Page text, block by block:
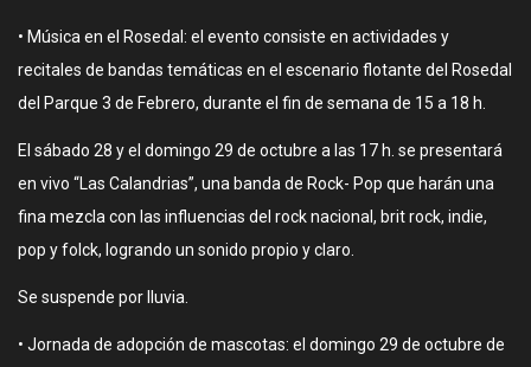
• Música en el Rosedal: el evento consiste en actividades y
recitales de bandas temáticas en el escenario flotante del Rosedal
del Parque 3 de Febrero, durante el fin de semana de 15 a 18 h.
El sábado 28 y el domingo 29 de octubre a las 17 h. se presentará
en vivo “Las Calandrias”, una banda de Rock- Pop que harán una
fina mezcla con las influencias del rock nacional, brit rock, indie,
pop y folck, logrando un sonido propio y claro.
Se suspende por lluvia.
• Jornada de adopción de mascotas: el domingo 29 de octubre de